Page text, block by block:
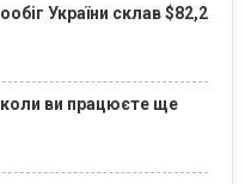
України склав $82,2
коли ви працюєте ще